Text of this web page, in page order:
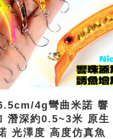
4g彎曲米諾 響
潛深約0.5~3米 原生
光澤度 高度仿真魚